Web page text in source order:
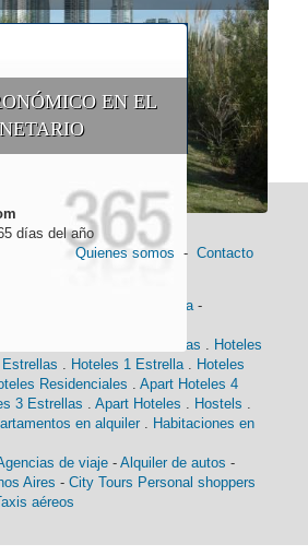
EN EL
días del año
Quienes somos - Contacto
Historia-
Hoteles 4 Estrellas . Hoteles
. Hoteles 1 Estrella. Hoteles
Residenciales . Apart Hoteles 4
3 Estrellas . Apart Hoteles . Hostels .
en alquiler . Habitaciones en
de viaje - Alquiler de autos -
Aires - City Tours Personal shoppers
aéreos